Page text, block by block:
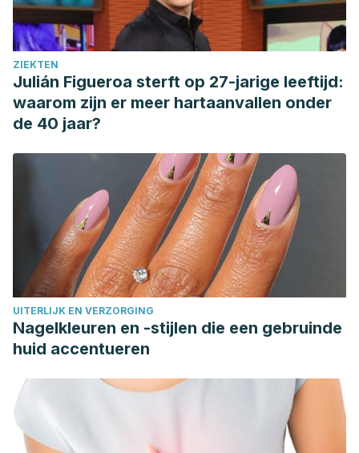
ZIEKTEN
Julián Figueroa sterft op 27-jarige leeftijd:
waarom zijn er meer hartaanvallen onder
de 40 jaar?
UITERLIJK EN VERZORGING
Nagelkleuren en -stijlen die een gebruinde
huid accentueren